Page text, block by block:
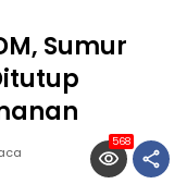
Sumur
568